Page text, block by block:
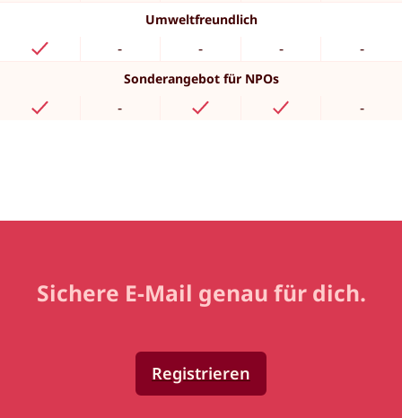
Umweltfreundlich
- - - -
Sonderangebot für NPOs
- -
Sichere E-Mail genau für dich.
Registrieren